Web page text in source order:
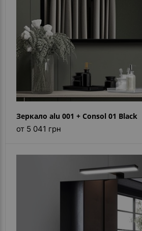
Зеркало alu 001 + Consol 01 Black
от 5 041 грн